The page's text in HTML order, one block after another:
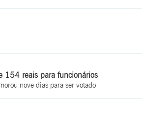
154 reais para funcionários
nove dias para ser votado